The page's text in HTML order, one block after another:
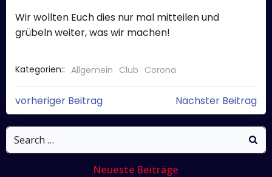
Wir wollten Euch dies nur mal mitteilen und
grübeln weiter, was wir machen!
Kategorien:: Allgemein Club Corona
Post
navigation
vorheriger Beitrag
PostNächster Beitrag
Search
for:
Neueste Beiträge